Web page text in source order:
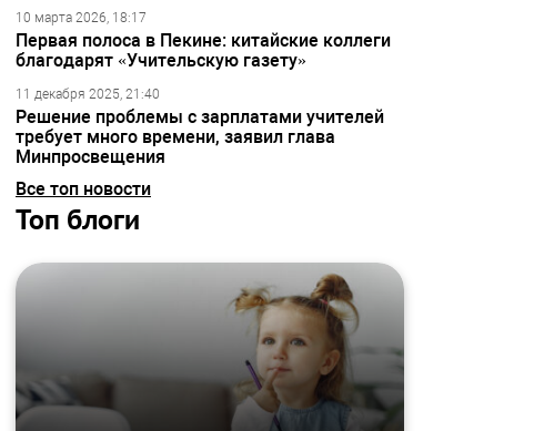
10 марта 2026, 18:17
Первая полоса в Пекине: китайские коллеги
благодарят «Учительскую газету»
11 декабря 2025, 21:40
Решение проблемы с зарплатами учителей
требует много времени, заявил глава
Минпросвещения
Все топ новости
Топ блоги